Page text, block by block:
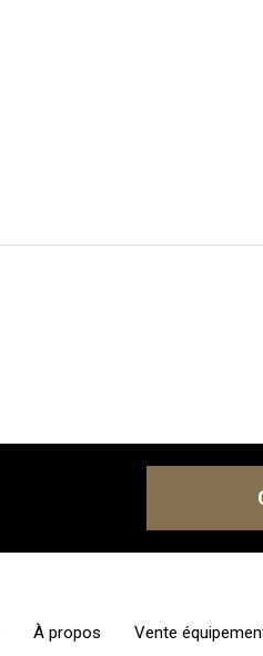
À propos Vente